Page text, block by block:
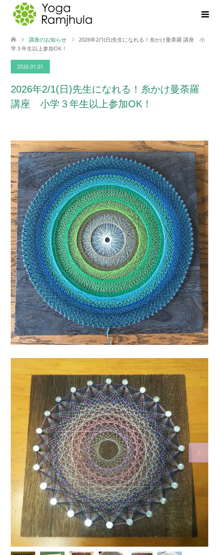
講座のお知らせ
2026年2/1(日)先生になれる！糸かけ曼荼羅 講座 小
学３年生以上参加OK！
2026.01.01
2026年2/1(日)先生になれる！糸かけ曼荼羅
講座 小学３年生以上参加OK！
